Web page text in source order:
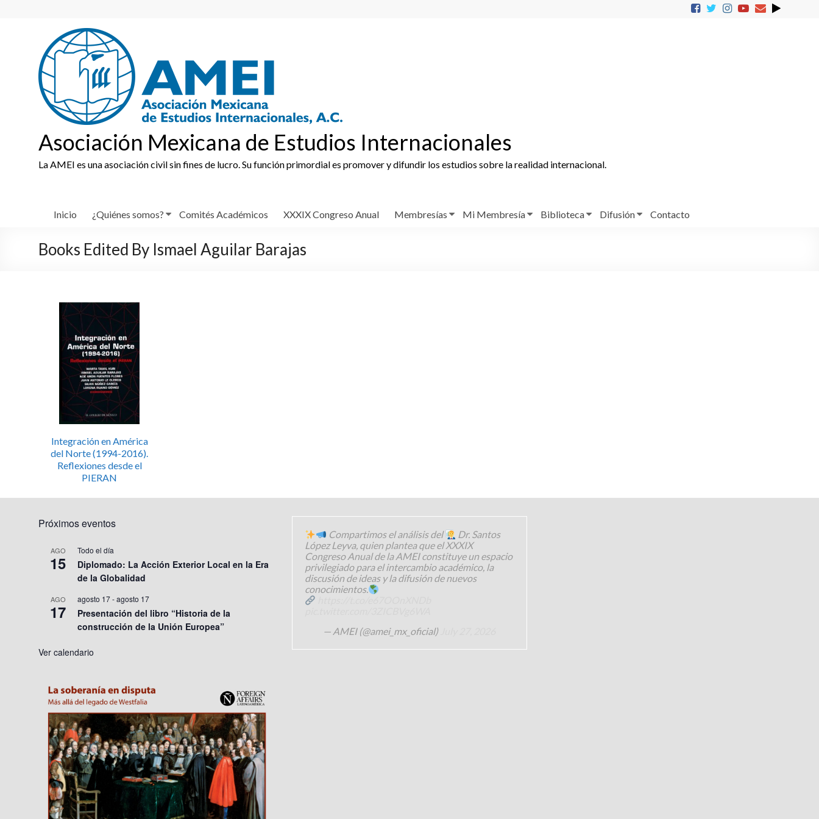
Asociación Mexicana de Estudios Internacionales
La AMEI es una asociación civil sin fines de lucro. Su función primordial es promover y difundir los estudios sobre la realidad internacional.
Inicio ¿Quiénes somos? Comités Académicos XXXIX Congreso Anual Membresías Mi Membresía Biblioteca Difusión Contacto
Books Edited By Ismael Aguilar Barajas
Integración en América
del Norte (1994-2016).
Reflexiones desde el
PIERAN
Próximos eventos
AGO
15
Todo el día
Diplomado: La Acción Exterior Local en la Era
de la Globalidad
AGO
17
agosto 17-agosto 17
Presentación del libro “Historia de la
construcción de la Unión Europea”
Ver calendario
Compartimos el análisis del
Dr. Santos
López Leyva, quien plantea que el XXXIX
Congreso Anual de la AMEI constituye un espacio
privilegiado para el intercambio académico, la
discusión de ideas y la difusión de nuevos
conocimientos.
— AMEI (@amei_mx_oficial)